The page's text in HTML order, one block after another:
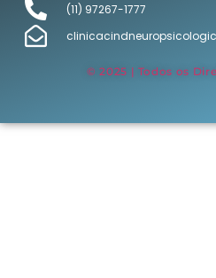
(11) 97267-1777
© 2025 | Todos os